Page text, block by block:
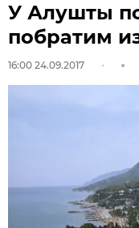
У Алушты
побратим
16:00 24.09.2017